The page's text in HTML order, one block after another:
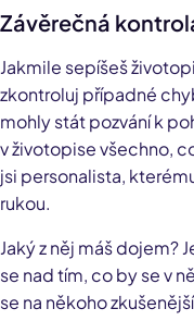
Závěrečná
Jakmile sepíšeš
zkontroluj případné
mohly stát pozvání k
v životopise všechno,
jsi personalista,
rukou.
Jaký z něj máš dojem?
se nad tím, co by se v
se na někoho